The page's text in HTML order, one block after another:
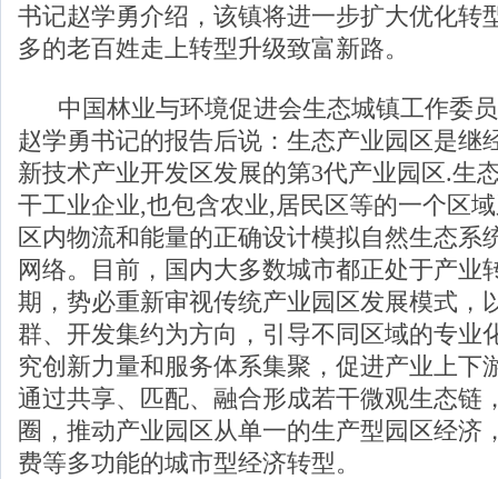
书记赵学勇介绍，该镇将进一步扩大优化转
多的老百姓走上转型升级致富新路。
中国林业与环境促进会生态城镇工作委
赵学勇书记的报告后说：生态产业园区是继
新技术产业开发区发展的第3代产业园区.生
干工业企业,也包含农业,居民区等的一个区
区内物流和能量的正确设计模拟自然生态系
网络。目前，国内大多数城市都正处于产业
期，势必重新审视传统产业园区发展模式，
群、开发集约为方向，引导不同区域的专业
究创新力量和服务体系集聚，促进产业上下
通过共享、匹配、融合形成若干微观生态链
圈，推动产业园区从单一的生产型园区经济
费等多功能的城市型经济转型。